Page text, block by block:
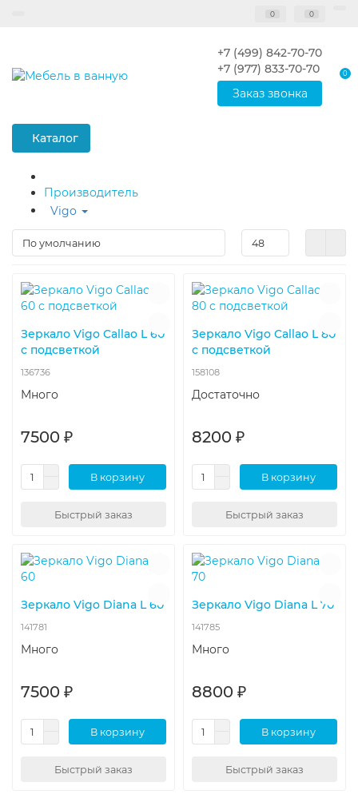
0 0
+7 (499) 842-70-70
+7 (977) 833-70-70
Заказ звонка
0
Каталог
Производитель
Vigo
Зеркало Vigo Callao L 60
с подсветкой
136736
Много
7500 ₽
В корзину
Быстрый заказ
Зеркало Vigo Callao L 80
с подсветкой
158108
Достаточно
8200 ₽
В корзину
Быстрый заказ
Зеркало Vigo Diana L 60
141781
Много
7500 ₽
В корзину
Быстрый заказ
Зеркало Vigo Diana L 70
141785
Много
8800 ₽
В корзину
Быстрый заказ